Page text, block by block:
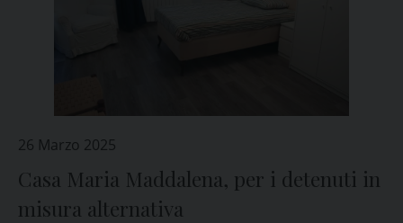
26 Marzo 2025
Casa Maria Maddalena, per i detenuti in
misura alternativa